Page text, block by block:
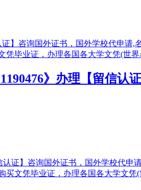
》办理【留信认